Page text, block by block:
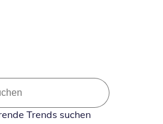
Trends suchen